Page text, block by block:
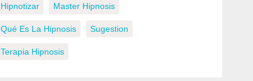
Hipnotizar Master Hipnosis
Qué Es La Hipnosis Sugestion
Terapia Hipnosis